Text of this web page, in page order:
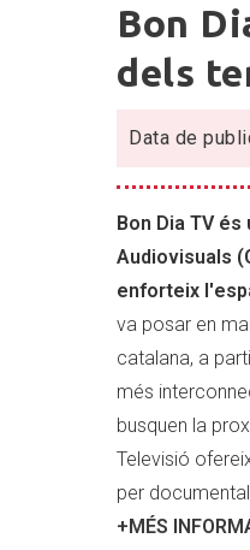
Dia
TV,
el
canal
digital
de
dels
territoris
de
l’àmbit
català.
Bon
dels
Data de
Bon Dia TV
Audiovisuals
enforteix
va posar en
catalana, a
més
busquen la
Televisió
per
+MÉS